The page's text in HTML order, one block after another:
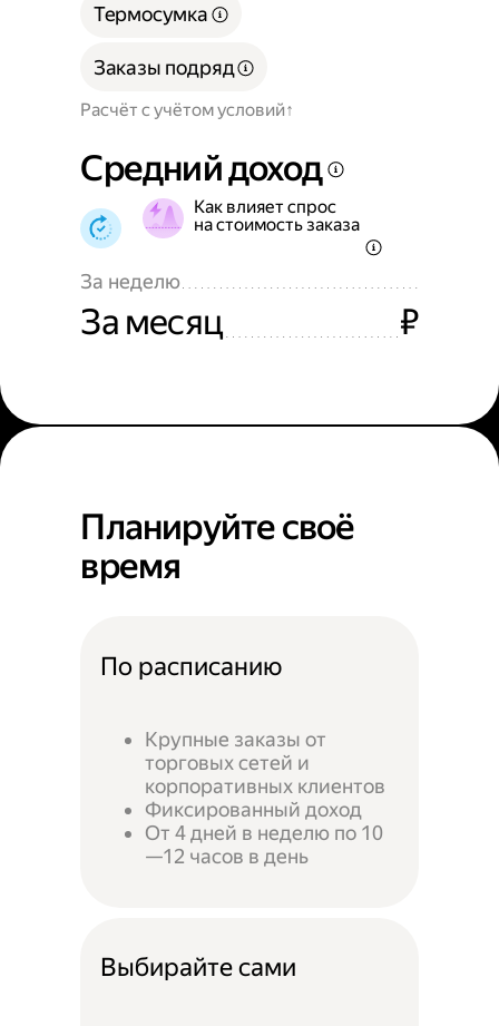
Расчёт с учётом условий
Термосумка
Заказы подряд
Средний доход
Как влияет спрос
на стоимость заказа
За неделю
За месяц ₽
Планируйте своё
время
По расписанию
Крупные заказы от
торговых сетей и
корпоративных клиентов
Фиксированный доход
От 4 дней в неделю по 10
—12 часов в день
Выбирайте сами